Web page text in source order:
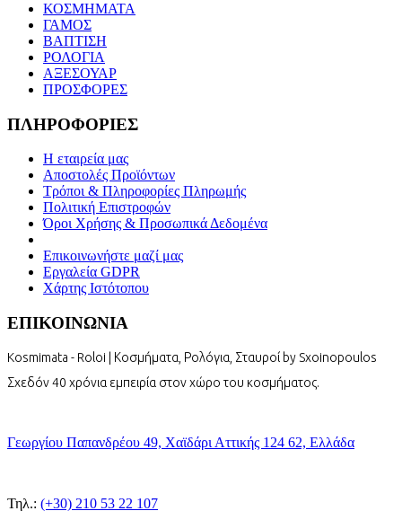
ΚΟΣΜΗΜΑΤΑ
ΓΑΜΟΣ
ΒΑΠΤΙΣΗ
ΡΟΛΟΓΙΑ
ΑΞΕΣΟΥΑΡ
ΠΡΟΣΦΟΡΕΣ
ΠΛΗΡΟΦΟΡΙΕΣ
Η εταιρεία μας
Αποστολές Προϊόντων
Τρόποι & Πληροφορίες Πληρωμής
Πολιτική Επιστροφών
Όροι Χρήσης & Προσωπικά Δεδομένα
Επικοινωνήστε μαζί μας
Εργαλεία GDPR
Χάρτης Ιστότοπου
ΕΠΙΚΟΙΝΩΝΙΑ
Kosmimata - Roloi | Κοσμήματα, Ρολόγια, Σταυροί by Sxoinopoulos
Σχεδόν 40 χρόνια εμπειρία στον χώρο του κοσμήματος.
Γεωργίου Παπανδρέου 49, Χαϊδάρι Αττικής 124 62, Ελλάδα
Τηλ.: (+30) 210 53 22 107